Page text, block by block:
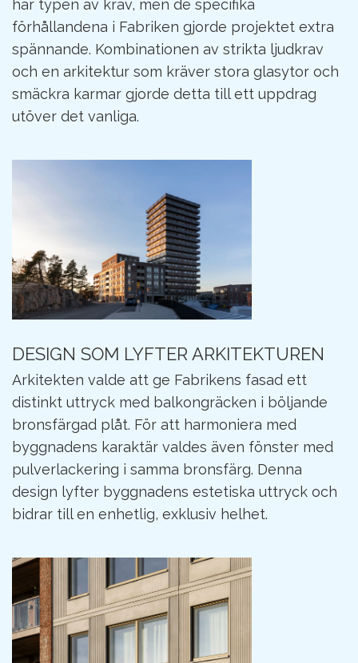
här typen av krav, men de specifika
förhållandena i Fabriken gjorde projektet extra
spännande. Kombinationen av strikta ljudkrav
och en arkitektur som kräver stora glasytor och
smäckra karmar gjorde detta till ett uppdrag
utöver det vanliga.
DESIGN SOM LYFTER ARKITEKTUREN
Arkitekten valde att ge Fabrikens fasad ett
distinkt uttryck med balkongräcken i böljande
bronsfärgad plåt. För att harmoniera med
byggnadens karaktär valdes även fönster med
pulverlackering i samma bronsfärg. Denna
design lyfter byggnadens estetiska uttryck och
bidrar till en enhetlig, exklusiv helhet.